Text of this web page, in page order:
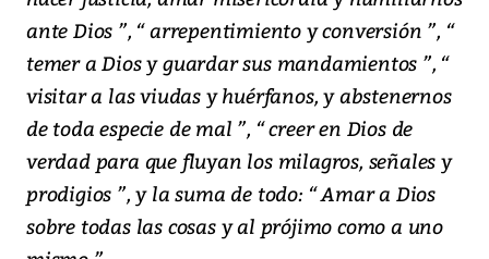
ante Dios ”, “ arrepentimiento y conversión ”, “
temer a Dios y guardar sus mandamientos ”, “
visitar a las viudas y huérfanos, y abstenernos
de toda especie de mal ”, “ creer en Dios de
verdad para que fluyan los milagros, señales y
prodigios ”, y la suma de todo: “ Amar a Dios
sobre todas las cosas y al prójimo como a uno